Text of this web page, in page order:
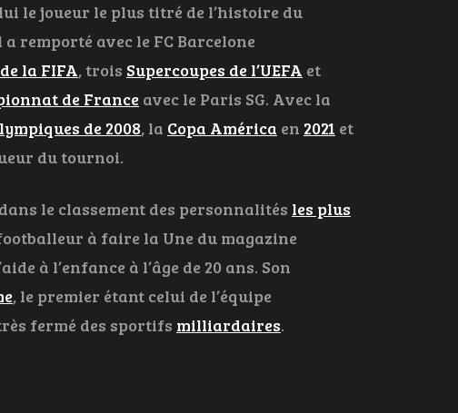
le joueur le plus titré de l’histoire du
remporté avec le FC Barcelone
la FIFA, trois Supercoupes de l’UEFA et
de France avec le Paris SG. Avec la
de 2008, la Copa América en 2021 et
du tournoi.
le classement des personnalités les plus
à faire la Une du magazine
à l’enfance à l’âge de 20 ans. Son
, le premier étant celui de l’équipe
fermé des sportifs milliardaires.